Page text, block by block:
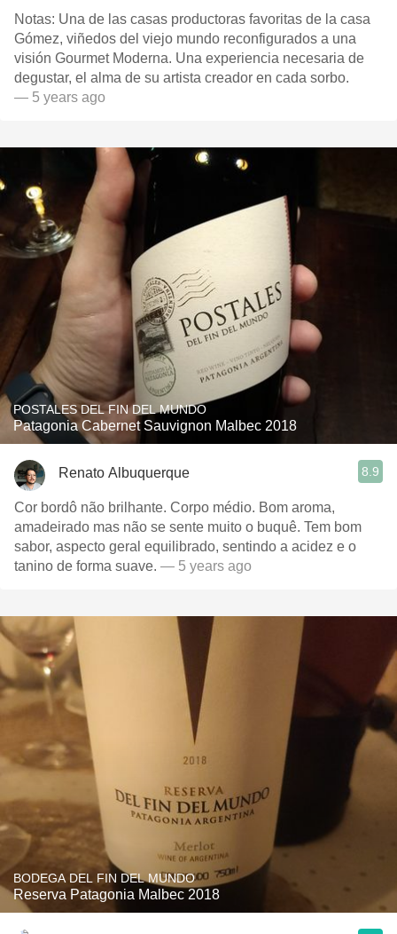
Notas: Una de las casas productoras favoritas de la casa
Gómez, viñedos del viejo mundo reconfigurados a una
visión Gourmet Moderna. Una experiencia necesaria de
degustar, el alma de su artista creador en cada sorbo.
— 5 years ago
POSTALES DEL FIN DEL MUNDO
Patagonia Cabernet Sauvignon Malbec 2018
Renato Albuquerque 8.9
Cor bordô não brilhante. Corpo médio. Bom aroma,
amadeirado mas não se sente muito o buquê. Tem bom
sabor, aspecto geral equilibrado, sentindo a acidez e o
tanino de forma suave. — 5 years ago
BODEGA DEL FIN DEL MUNDO
Reserva Patagonia Malbec 2018